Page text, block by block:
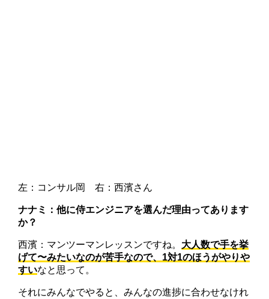
左：コンサル岡 右：西濱さん
ナナミ：他に侍エンジニアを選んだ理由ってあります
か？
西濱：マンツーマンレッスンですね。 大人数で手を挙
げて〜みたいなのが苦手なので、1対1のほうがやりや
すいなと思って。
それにみんなでやると、みんなの進捗に合わせなけれ